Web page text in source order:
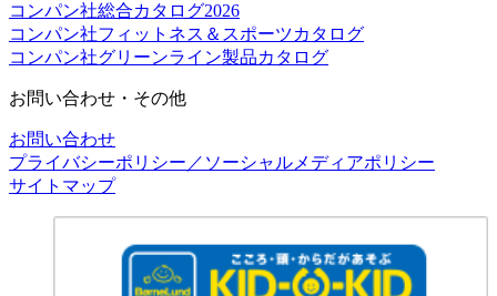
コンパン社総合カタログ2026
コンパン社フィットネス＆スポーツカタログ
コンパン社グリーンライン製品カタログ
お問い合わせ・その他
お問い合わせ
プライバシーポリシー／ソーシャルメディアポリシー
サイトマップ